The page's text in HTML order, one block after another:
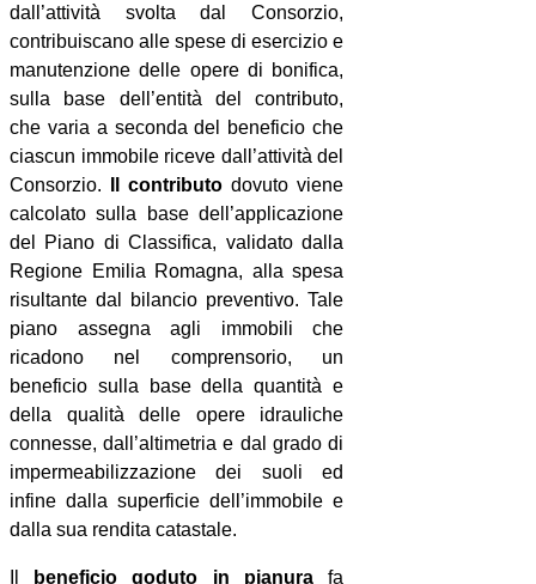
dall’attività svolta dal Consorzio,
contribuiscano alle spese di esercizio e
manutenzione delle opere di bonifica,
sulla base dell’entità del contributo,
che varia a seconda del beneficio che
ciascun immobile riceve dall’attività del
Consorzio.
Il contributo dovuto viene
calcolato sulla base dell’applicazione
del Piano di Classifica, validato dalla
Regione Emilia Romagna, alla spesa
risultante dal bilancio preventivo. Tale
piano assegna agli immobili che
ricadono nel comprensorio, un
beneficio sulla base della quantità e
della qualità delle opere idrauliche
connesse, dall’altimetria e dal grado di
impermeabilizzazione dei suoli ed
infine dalla superficie dell’immobile e
dalla sua rendita catastale.
beneficio goduto in pianurafa